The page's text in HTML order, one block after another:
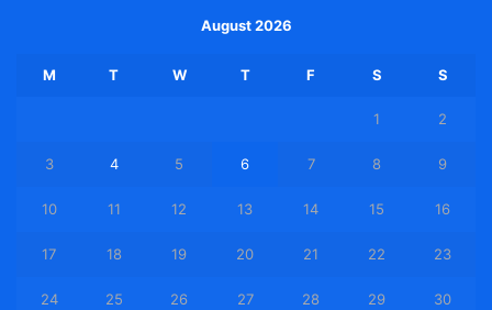
August 2026
M T W T F S S
1 2
3 4 5 6 7 8 9
10 11 12 13 14 15 16
17 18 19 20 21 22 23
24 25 26 27 28 29 30